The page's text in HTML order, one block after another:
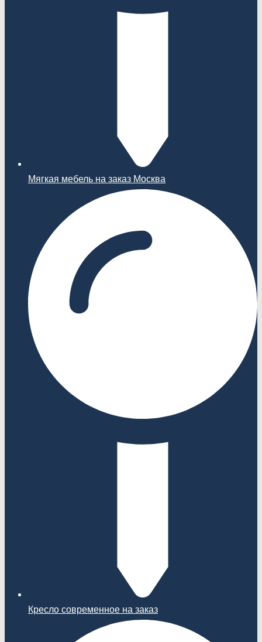
Мягкая мебель на заказ Москва
Кресло современное на заказ